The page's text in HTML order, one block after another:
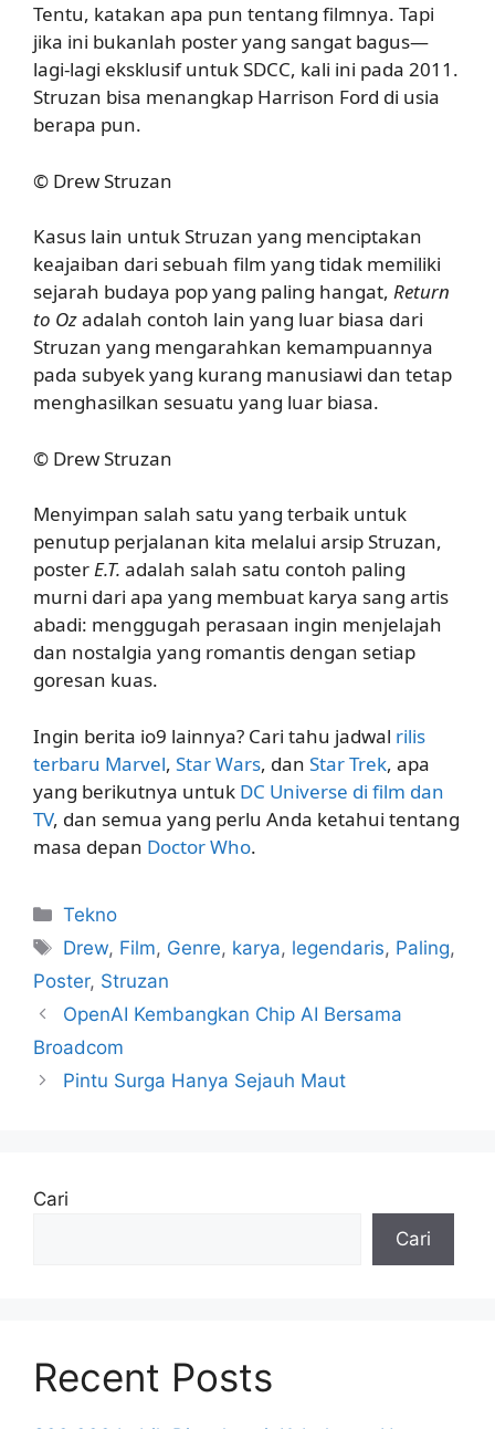
Tentu, katakan apa pun tentang filmnya. Tapi
jika ini bukanlah poster yang sangat bagus—
lagi-lagi eksklusif untuk SDCC, kali ini pada 2011.
Struzan bisa menangkap Harrison Ford di usia
berapa pun.
© Drew Struzan
Kasus lain untuk Struzan yang menciptakan
keajaiban dari sebuah film yang tidak memiliki
sejarah budaya pop yang paling hangat, Return
to Ozadalah contoh lain yang luar biasa dari
Struzan yang mengarahkan kemampuannya
pada subyek yang kurang manusiawi dan tetap
menghasilkan sesuatu yang luar biasa.
© Drew Struzan
Menyimpan salah satu yang terbaik untuk
penutup perjalanan kita melalui arsip Struzan,
posterE.T. adalah salah satu contoh paling
murni dari apa yang membuat karya sang artis
abadi: menggugah perasaan ingin menjelajah
dan nostalgia yang romantis dengan setiap
goresan kuas.
Ingin berita io9 lainnya? Cari tahu jadwal rilis
terbaru Marvel, Star Wars, dan Star Trek, apa
yang berikutnya untuk DC Universe di film dan
TV, dan semua yang perlu Anda ketahui tentang
masa depan Doctor Who.
Kategori
Tekno
Tag
Drew, Film, Genre, karya, legendaris, Paling,
Poster, Struzan
OpenAI Kembangkan Chip AI Bersama
Broadcom
Pintu Surga Hanya Sejauh Maut
Cari
Cari
Recent Posts